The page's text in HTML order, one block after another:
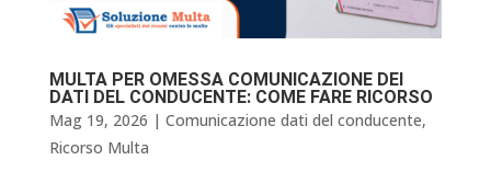
MULTA PER OMESSA COMUNICAZIONE DEI
DATI DEL CONDUCENTE: COME FARE RICORSO
Mag 19, 2026 | Comunicazione dati del conducente,
Ricorso Multa